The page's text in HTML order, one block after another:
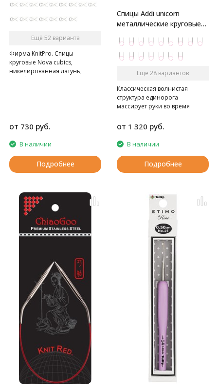
Ещё 52 варианта
Фирма KnitPro. Спицы
круговые Nova cubics,
никелированная латунь,
серебристый
от 730 руб.
В наличии
Подробнее
Спицы Addi unicorn
металлические круговые
Ещё 28 вариантов
Классическая волнистая
структура единорога
массирует руки во время
вязания, а блестящая,
переливающаяся поверхность
придает спицам addi с Basic
наконечниками элегантность.
от 1 320 руб.
В наличии
Подробнее